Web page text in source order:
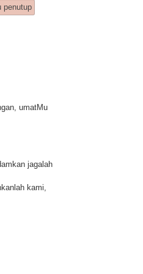
penutup
umatMu
jagalah
kami,